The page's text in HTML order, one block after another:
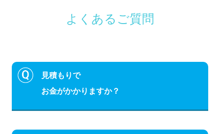
よくあるご質問
見積もりで
お金がかかりますか？